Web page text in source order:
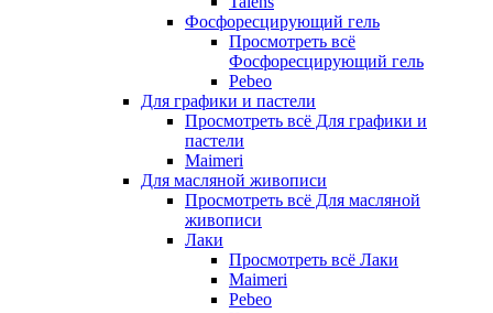
Фосфоресцирующий гель
Просмотреть всё
Фосфоресцирующий гель
Pebeo
Для графики и пастели
Просмотреть всё Для графики и
пастели
Maimeri
Для масляной живописи
Просмотреть всё Для масляной
живописи
Лаки
Просмотреть всё Лаки
Maimeri
Pebeo